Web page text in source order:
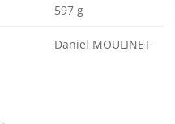
597 g
Daniel MOULINET